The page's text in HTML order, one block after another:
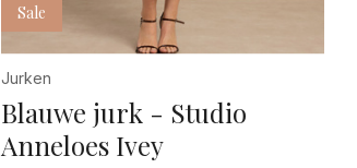
Sale
Jurken
Blauwe jurk - Studio
Anneloes Ivey